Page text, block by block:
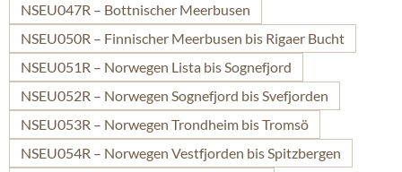
NSEU047R – Bottnischer Meerbusen
NSEU050R – Finnischer Meerbusen bis Rigaer Bucht
NSEU051R – Norwegen Lista bis Sognefjord
NSEU052R – Norwegen Sognefjord bis Svefjorden
NSEU053R – Norwegen Trondheim bis Tromsö
NSEU054R – Norwegen Vestfjorden bis Spitzbergen